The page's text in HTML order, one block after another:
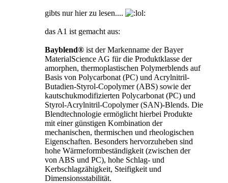
gibts nur hier zu lesen....
das A1 ist gemacht aus:
Bayblend® ist der Markenname der Bayer
MaterialScience AG für die Produktklasse der
amorphen, thermoplastischen Polymerblends auf
Basis von Polycarbonat (PC) und Acrylnitril-
Butadien-Styrol-Copolymer (ABS) sowie der
kautschukmodifizierten Polycarbonat (PC) und
Styrol-Acrylnitril-Copolymer (SAN)-Blends. Die
Blendtechnologie ermöglicht hierbei Produkte
mit einer günstigen Kombination der
mechanischen, thermischen und rheologischen
Eigenschaften. Besonders hervorzuheben sind
hohe Wärmeformbeständigkeit (zwischen der
von ABS und PC), hohe Schlag- und
Kerbschlagzähigkeit, Steifigkeit und
Dimensionsstabilität.